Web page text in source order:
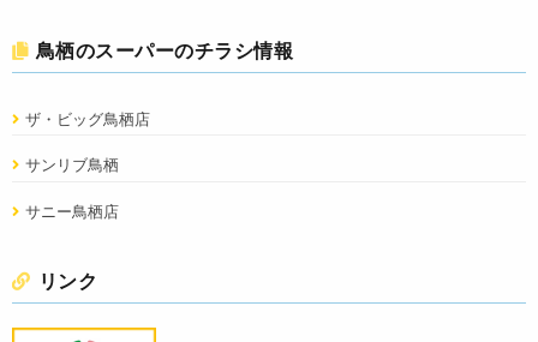
鳥栖のスーパーのチラシ情報
ザ・ビッグ鳥栖店
サンリブ鳥栖
サニー鳥栖店
リンク